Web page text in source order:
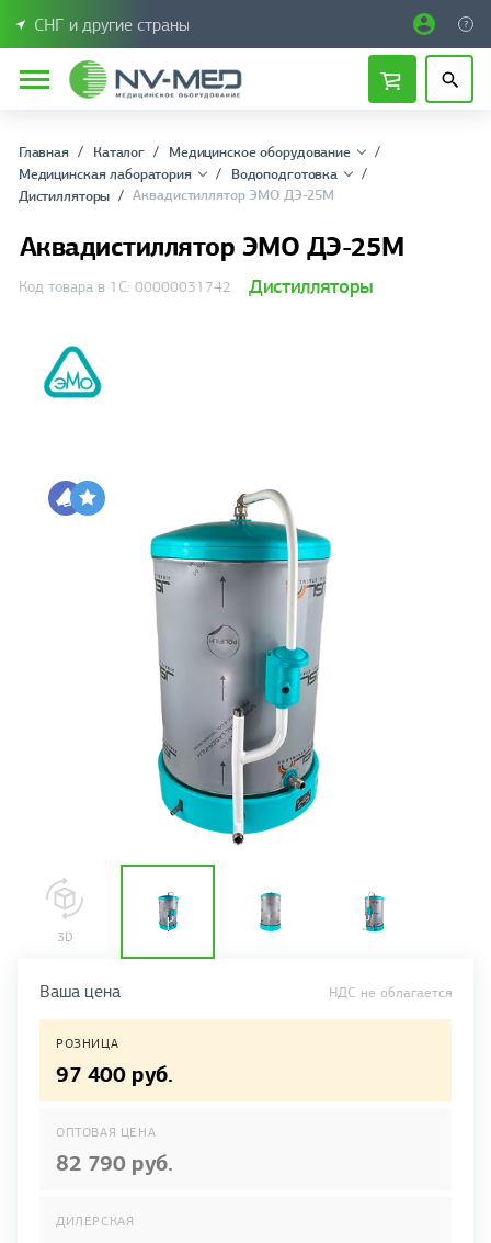
СНГ и другие страны
Главная Каталог
Медицинское оборудование
Медицинская лаборатория
Водоподготовка
Дистилляторы
Аквадистиллятор ЭМО ДЭ-25М
Аквадистиллятор ЭМО ДЭ-25М
Код товара в 1С: 00000031742 Дистилляторы
Ваша цена НДС не облагается
РОЗНИЦА
97 400 руб.
ОПТОВАЯ ЦЕНА
82 790 руб.
ДИЛЕРСКАЯ